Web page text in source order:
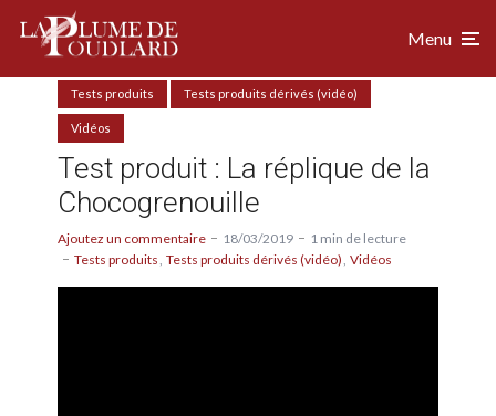
Menu
Tests produits Tests produits dérivés (vidéo)
Vidéos
Test produit : La réplique de la
Chocogrenouille
Ajoutez un commentaire 18/03/2019
1 min de lecture
Tests produits Tests produits dérivés (vidéo) Vidéos